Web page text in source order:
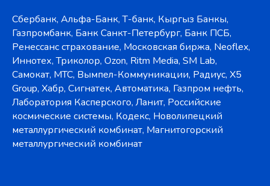
Сбербанк, Альфа-Банк, Т-банк, Кыргыз Банкы,
Газпромбанк, Банк Санкт-Петербург, Банк ПСБ,
Ренессанс страхование, Московская биржа, Neoflex,
Иннотех, Триколор, Ozon, Ritm Media, SM Lab,
Самокат, МТС, Вымпел-Коммуникации, Радиус, X5
Group, Хабр, Сигнатек, Автоматика, Газпром нефть,
Лаборатория Касперского, Ланит, Российские
космические системы, Кодекс, Новолипецкий
металлургический комбинат, Магнитогорский
металлургический комбинат